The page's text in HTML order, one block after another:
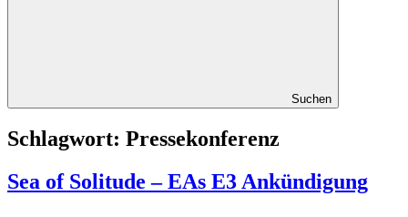
Suchen
Schlagwort: Pressekonferenz
Sea of Solitude – EAs E3 Ankündigung